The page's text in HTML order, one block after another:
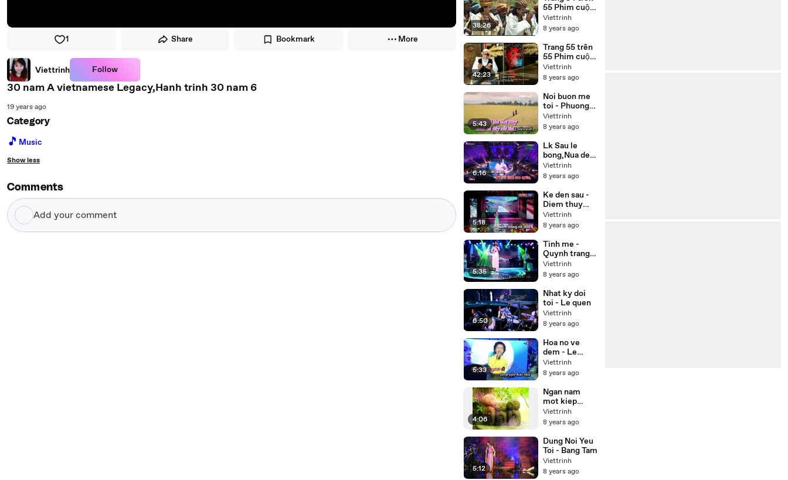
1 Share Bookmark More
Viettrinh Follow
30 nam A vietnamese Legacy,Hanh trinh 30 nam 6
19 years ago
Category
🎵 Music
Show less
Comments
Add
your
tiếng
38:26
55 Phim cuộc
đời Đức Phật
Thích Ca
bộ 55 tập lồng
tiếng
Viettrinh
8 years ago
42:23
Trang 55 trên
55 Phim cuộc
đời Đức Phật
Thích Ca
tiếng 55 tập
trọn bộ
Viettrinh
8 years ago
5:43
Noi buon me
toi - Phuong
my chi,Thuy
duong Beat
Viettrinh
8 years ago
6:16
Lk Sau le
bong,Nua dem
ngoai pho -
Cong
nhan Karaoke
Viettrinh
8 years ago
5:18
Ke den sau -
Diem thuy
Karaoke
Viettrinh
8 years ago
5:35
Tinh me -
Quynh trang (
Karaoke Beat
)
Viettrinh
8 years ago
6:50
Nhat ky doi
toi - Le quen
Viettrinh
8 years ago
5:33
Hoa no ve
dem - Le
quyen
Karaoke
Viettrinh
8 years ago
4:06
Ngan nam
mot kiep
nguoi
Viettrinh
8 years ago
5:12
Dung Noi Yeu
Toi - Bang Tam
Viettrinh
8 years ago